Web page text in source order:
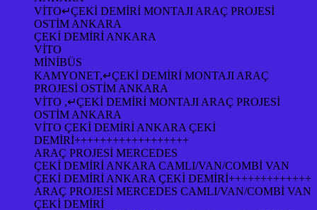
VİTO↵ÇEKİ DEMİRİ MONTAJI ARAÇ PROJESİ
OSTİM ANKARA
ÇEKİ DEMİRİ ANKARA
VİTO
MİNİBÜS
KAMYONET,↵ÇEKİ DEMİRİ MONTAJI ARAÇ
PROJESİ OSTİM ANKARA
VİTO ,↵ÇEKİ DEMİRİ MONTAJI ARAÇ PROJESİ
OSTİM ANKARA
VİTO ÇEKİ DEMİRİ ANKARA ÇEKİ
DEMİRİ++++++++++++++++++
ARAÇ PROJESİ MERCEDES
ÇEKİ DEMİRİ ANKARA CAMLI/VAN/COMBİ VAN
ÇEKİ DEMİRİ ANKARA ÇEKİ DEMİRİ+++++++++++++
ARAÇ PROJESİ MERCEDES CAMLI/VAN/COMBİ VAN
ÇEKİ DEMİRİ